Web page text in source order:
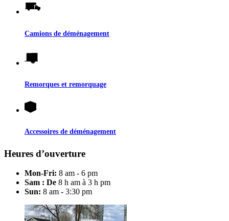
Camions de déménagement
Remorques et remorquage
Accessoires de déménagement
Heures d’ouverture
Mon-Fri: 8 am - 6 pm
Sam : De 8 h am à 3 h pm
Sun: 8 am - 3:30 pm